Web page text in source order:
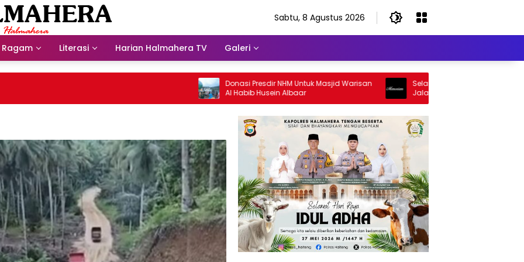
Sabtu, 8 Agustus 2026
Ragam Literasi Harian Halmahera TV Galeri
Donasi Presdir NHM Untuk Masjid Warisan
Al Habib Husein Albaar
Selamat Jalan Sang Inspirator,
Jalan Abangku Yuslam Idris